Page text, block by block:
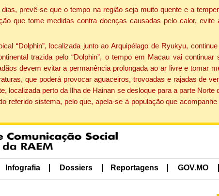
prevê-se que o tempo na região seja muito quente e a
que tome medidas contra doenças causadas pelo calor,
“Dolphin”, localizada junto ao Arquipélago de Ryukyu,
trazida pelo “Dolphin”, o tempo em Macau vai
devem evitar a permanência prolongada ao ar livre e tomar
que poderá provocar aguaceiros, trovoadas e rajadas de
localizada perto da Ilha de Hainan se desloque para a parte
referido sistema, pelo que, apela-se à população que
Infografia Dossiers Reportagens GOV.MO